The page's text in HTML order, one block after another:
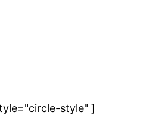
style" ]